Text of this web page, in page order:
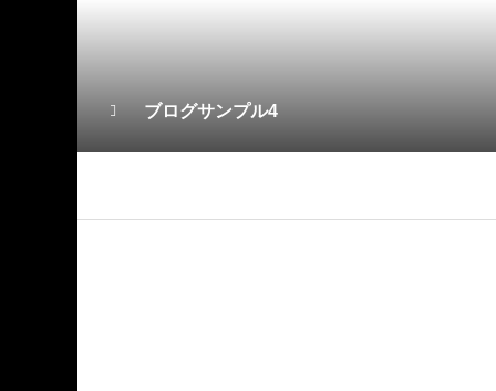
ブログサンプル4